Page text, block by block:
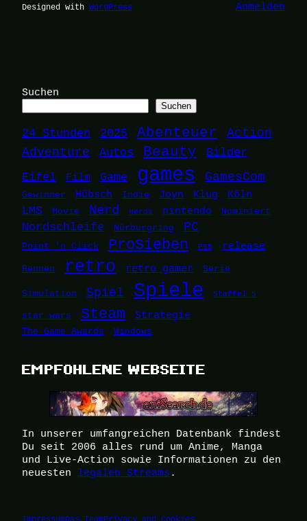
Designed with WordPress Anmelden
Suchen
Suchen
24 Stunden 2025 Abenteuer
Action
Adventure
Autos Beauty
Bilder
Eifel
Film Game games GamesCom
Gewinner Hübsch Indie Joyn Klug Köln
LMS Movie Nerd Nerds nintendo Nominiert
Nordschleife Nürburgring PC
Point 'n Click ProSieben PS5 release
Rennen retro retro gamer Serie
Simulation Spiel Spiele Staffel 5
star wars Steam Strategie
The Game Awards Windows
EMPFOHLENE WEBSEITE
In unserer umfangreichen Datenbank findest
Du seit 2006 alles rund um Anime, Manga
und Live-Action sowie Informationen zu den
neuesten legalen Streams .
ImpressumDas TeamPrivacy and Cookies